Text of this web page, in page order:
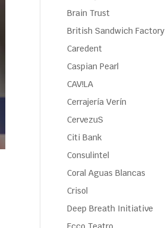
Brain Trust
British Sandwich Factory
Caredent
Caspian Pearl
CAV!LA
Cerrajería Verín
CervezuS
Citi Bank
Consulintel
Coral Aguas Blancas
Crisol
Deep Breath Initiative